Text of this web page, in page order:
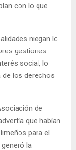
con lo que
niegan lo
gestiones
social, lo
de los derechos
de
que habían
para el
la